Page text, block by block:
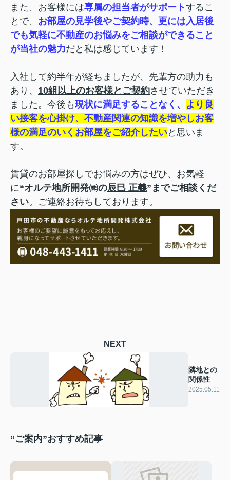
また、お客様には専属の担当者がサポートするこ
とで、 お部屋の見学後やご契約時、更には入居後
でも気軽に不動産のお悩みをご相談ができること
が当社の魅力だと私は感じています！
入社して約半年が経ちましたが、先輩方の助力も
あり、 10組以上のお客様とご契約させていただき
ました。 今後も現状に満足することなく、 より良
い接客を心掛け、不動産関連の知識を増やしお客
様の満足のいくお部屋をご紹介したいと思いま
す。
賃貸のお部屋探しでお悩みの方はぜひ、お気軽
に“オルテ地所開発㈱の辰巳 正義”までご相談くだ
さい。ご連絡お待ちしております。
NEXT
隣地との
関係性
2025.05.11
”ご案内”おすすめ記事